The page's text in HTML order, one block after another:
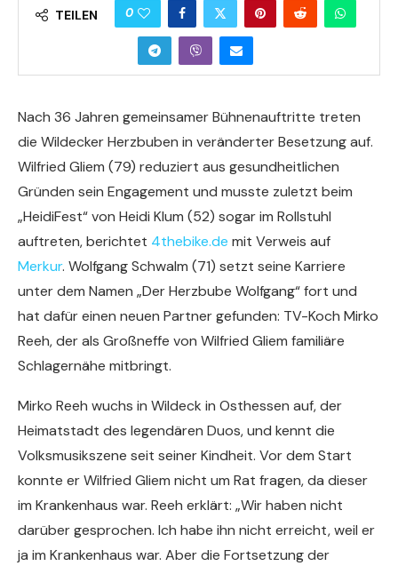
TEILEN 0
Nach 36 Jahren gemeinsamer Bühnenauftritte treten
die Wildecker Herzbuben in veränderter Besetzung auf.
Wilfried Gliem (79) reduziert aus gesundheitlichen
Gründen sein Engagement und musste zuletzt beim
„HeidiFest“ von Heidi Klum (52) sogar im Rollstuhl
auftreten, berichtet 4thebike.de mit Verweis auf
Merkur. Wolfgang Schwalm (71) setzt seine Karriere
unter dem Namen „Der Herzbube Wolfgang“ fort und
hat dafür einen neuen Partner gefunden: TV-Koch Mirko
Reeh, der als Großneffe von Wilfried Gliem familiäre
Schlagernähe mitbringt.
Mirko Reeh wuchs in Wildeck in Osthessen auf, der
Heimatstadt des legendären Duos, und kennt die
Volksmusikszene seit seiner Kindheit. Vor dem Start
konnte er Wilfried Gliem nicht um Rat fragen, da dieser
im Krankenhaus war. Reeh erklärt: „Wir haben nicht
darüber gesprochen. Ich habe ihn nicht erreicht, weil er
ja im Krankenhaus war. Aber die Fortsetzung der